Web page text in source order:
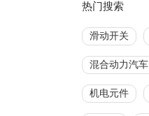
热门搜索
滑动开关
混合动力汽车
机电元件